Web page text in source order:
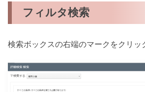
フィルタ検索
検索ボックスの右端のマークをクリッ